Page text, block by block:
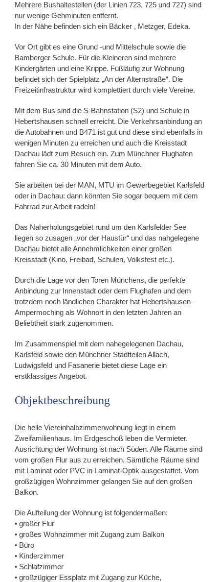
Mehrere Bushaltestellen (der Linien 723, 725 und 727) sind
nur wenige Gehminuten entfernt.
In der Nähe befinden sich ein Bäcker , Metzger, Edeka.
Vor Ort gibt es eine Grund -und Mittelschule sowie die
Bamberger Schule. Für die Kleineren sind mehrere
Kindergärten und eine Krippe. Fußläufig zur Wohnung
befindet sich der Spielplatz „An der Alternstraße“. Die
Freizeitinfrastruktur wird komplettiert durch viele Vereine.
Mit dem Bus sind die S-Bahnstation (S2) und Schule in
Hebertshausen schnell erreicht. Die Verkehrsanbindung an
die Autobahnen und B471 ist gut und diese sind ebenfalls in
wenigen Minuten zu erreichen und auch die Kreisstadt
Dachau lädt zum Besuch ein. Zum Münchner Flughafen
fahren Sie ca. 30 Minuten mit dem Auto.
Sie arbeiten bei der MAN, MTU im Gewerbegebiet Karlsfeld
oder in Dachau: dann könnten Sie sogar bequem mit dem
Fahrrad zur Arbeit radeln!
Das Naherholungsgebiet rund um den Karlsfelder See
liegen so zusagen „vor der Haustür“ und das nahgelegene
Dachau bietet alle Annehmlichkeiten einer großen
Kreisstadt (Kino, Freibad, Schulen, Volksfest etc.).
Durch die Lage vor den Toren Münchens, die perfekte
Anbindung zur Innenstadt oder dem Flughafen und dem
trotzdem noch ländlichen Charakter hat Hebertshausen-
Ampermoching als Wohnort in den letzten Jahren an
Beliebtheit stark zugenommen.
Im Zusammenspiel mit dem nahegelegenen Dachau,
Karlsfeld sowie den Münchner Stadtteilen Allach,
Ludwigsfeld und Fasanerie bietet diese Lage ein
erstklassiges Angebot.
Objektbeschreibung
Die helle Viereinhalbzimmerwohnung liegt in einem
Zweifamilienhaus. Im Erdgeschoß leben die Vermieter.
Ausrichtung der Wohnung ist nach Süden. Alle Räume sind
vom großen Flur aus zu erreichen. Sämtliche Räume sind
mit Laminat oder PVC in Laminat-Optik ausgestattet. Vom
großzügigen Wohnzimmer gelangen Sie auf den großen
Balkon.
Die Aufteilung der Wohnung ist folgendermaßen:
• großer Flur
• großes Wohnzimmer mit Zugang zum Balkon
• Büro
• Kinderzimmer
• Schlafzimmer
• großzügiger Essplatz mit Zugang zur Küche,